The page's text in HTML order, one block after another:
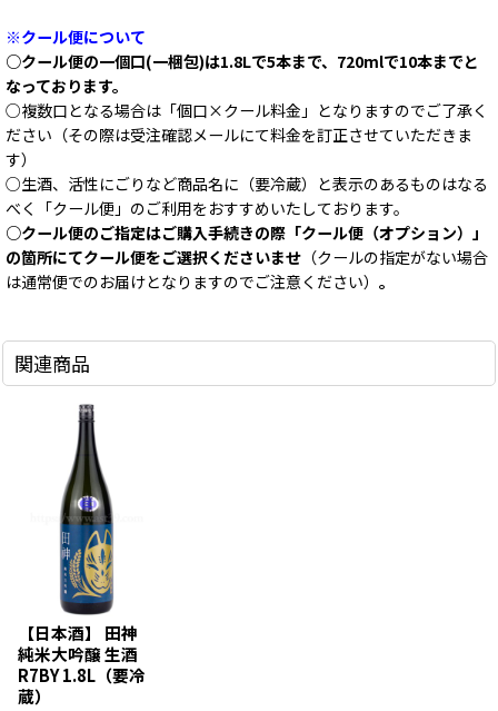
※クール便について
○クール便の一個口(一梱包)は1.8Lで5本まで、720mlで10本までと
なっております。
○複数口となる場合は「個口×クール料金」となりますのでご了承く
ださい（その際は受注確認メールにて料金を訂正させていただきま
す）
○生酒、活性にごりなど商品名に（要冷蔵）と表示のあるものはなる
べく「クール便」のご利用をおすすめいたしております。
○クール便のご指定はご購入手続きの際「クール便（オプション）」
の箇所にてクール便をご選択くださいませ （クールの指定がない場合
は通常便でのお届けとなりますのでご注意ください） 。
関連商品
【日本酒】 田神
純米大吟醸 生酒
R7BY 1.8L（要冷
蔵）